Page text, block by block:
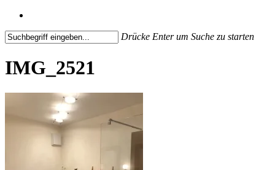
Drücke Enter um Suche zu starten
Search
IMG_2521